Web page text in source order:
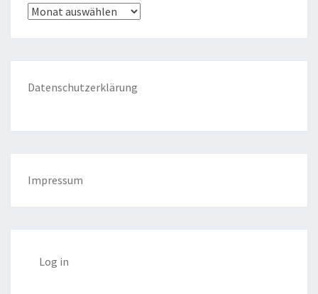
Archiv
Datenschutzerklärung
Impressum
Log in